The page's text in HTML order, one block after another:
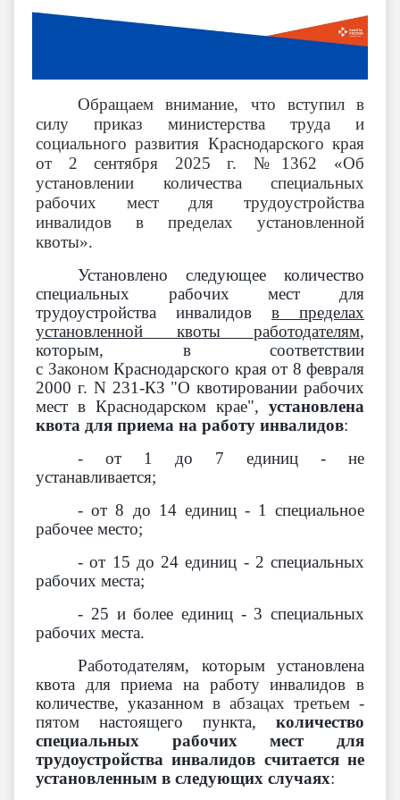
Обращаем внимание, что вступил в
силу приказ министерства труда и
социального развития Краснодарского края
от 2 сентября 2025 г. №1362 «Об
установлении количества специальных
рабочих мест для трудоустройства
инвалидов в пределах установленной
квоты».
Установлено следующее количество
специальных рабочих мест для
трудоустройства инвалидов в пределах
установленной квоты работодателям,
которым, в соответствии
с Законом Краснодарского края от 8 февраля
2000 г. N 231-КЗ "О квотировании рабочих
мест в Краснодарском крае", установлена
квота для приема на работу инвалидов:
- от 1 до 7 единиц - не
устанавливается;
- от 8 до 14 единиц - 1 специальное
рабочее место;
- от 15 до 24 единиц - 2 специальных
рабочих места;
- 25 и более единиц - 3 специальных
рабочих места.
Работодателям, которым установлена
квота для приема на работу инвалидов в
количестве, указанном в абзацах третьем -
пятом настоящего пункта, количество
специальных рабочих мест для
трудоустройства инвалидов считается не
установленным в следующих случаях: